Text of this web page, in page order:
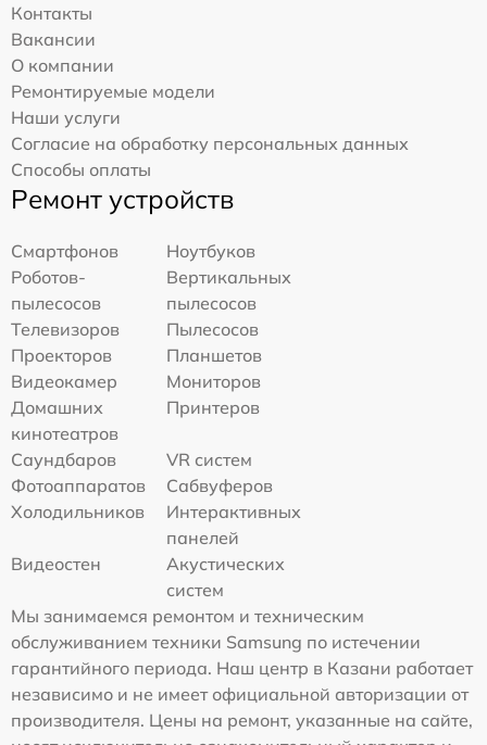
Контакты
Вакансии
О компании
Ремонтируемые модели
Наши услуги
Согласие на обработку персональных данных
Способы оплаты
Ремонт устройств
Смартфонов
Ноутбуков
Роботов-
пылесосов
Вертикальных
пылесосов
Телевизоров
Пылесосов
Проекторов
Планшетов
Видеокамер
Мониторов
Домашних
кинотеатров
Принтеров
Саундбаров
VR систем
Фотоаппаратов
Сабвуферов
Холодильников
Интерактивных
панелей
Видеостен
Акустических
систем
Мы занимаемся ремонтом и техническим
обслуживанием техники Samsung по истечении
гарантийного периода. Наш центр в Казани работает
независимо и не имеет официальной авторизации от
производителя. Цены на ремонт, указанные на сайте,